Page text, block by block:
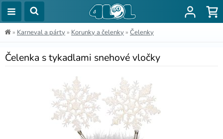
» Karneval a párty » Korunky a čelenky » Čelenky
Čelenka s tykadlami snehové vločky